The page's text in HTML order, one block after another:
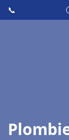
📞